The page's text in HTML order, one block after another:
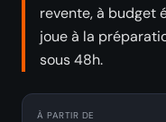
revente, à budget
joue à la
sous 48h.
À PARTIR DE